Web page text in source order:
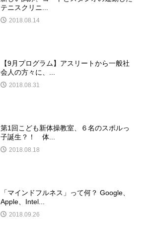
テニスクリニ...
2018.08.14
【9月プログラム】アスリートから一般社
会人の方々に、...
2018.08.31
第1回こども新体操教室、６名のスポルっ
子誕生？！ 体...
2018.08.18
「マインドフルネス」って何？ Google、
Apple、Intel...
2018.09.26